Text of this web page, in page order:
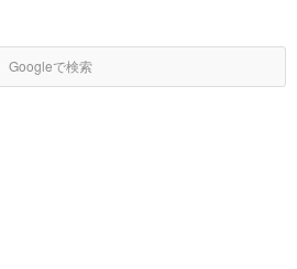
Googleで検索